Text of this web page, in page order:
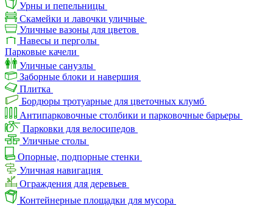
Урны и пепельницы
Скамейки и лавочки уличные
Уличные вазоны для цветов
Навесы и перголы
Парковые качели
Уличные санузлы
Заборные блоки и навершия
Плитка
Бордюры тротуарные для цветочных клумб
Антипарковочные столбики и парковочные барьеры
Парковки для велосипедов
Уличные столы
Опорные, подпорные стенки
Уличная навигация
Ограждения для деревьев
Контейнерные площадки для мусора